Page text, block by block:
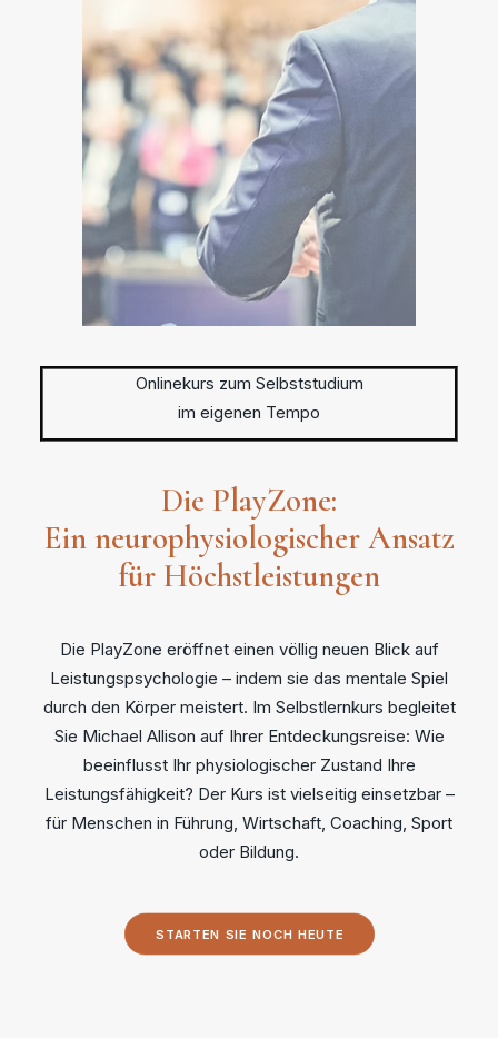
Onlinekurs zum Selbststudium
im eigenen Tempo
Die PlayZone:
Ein neurophysiologischer Ansatz
für Höchstleistungen
Die PlayZone eröffnet einen völlig neuen Blick auf
Leistungspsychologie – indem sie das mentale Spiel
durch den Körper meistert. Im Selbstlernkurs begleitet
Sie Michael Allison auf Ihrer Entdeckungsreise: Wie
beeinflusst Ihr physiologischer Zustand Ihre
Leistungsfähigkeit? Der Kurs ist vielseitig einsetzbar –
für Menschen in Führung, Wirtschaft, Coaching, Sport
oder Bildung.
STARTEN SIE NOCH HEUTE